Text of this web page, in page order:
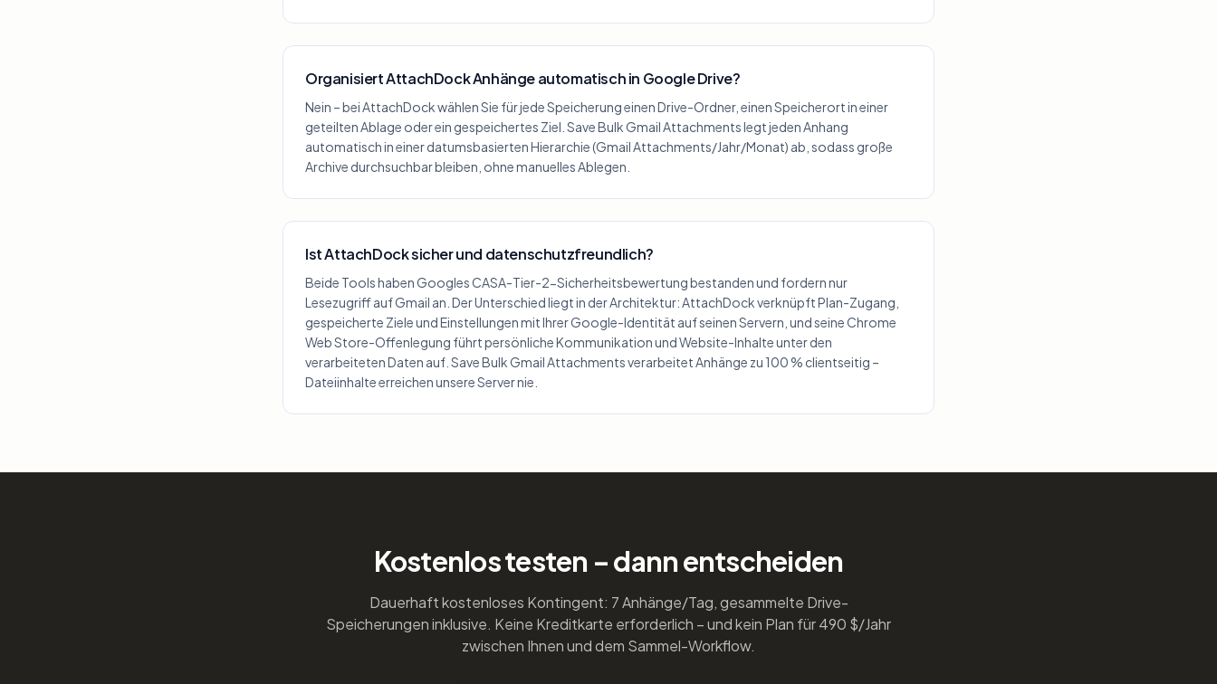
Organisiert AttachDock Anhänge automatisch in Google Drive?
Nein – bei AttachDock wählen Sie für jede Speicherung einen Drive-Ordner, einen Speicherort in einer
geteilten Ablage oder ein gespeichertes Ziel. Save Bulk Gmail Attachments legt jeden Anhang
automatisch in einer datumsbasierten Hierarchie (Gmail Attachments/Jahr/Monat) ab, sodass große
Archive durchsuchbar bleiben, ohne manuelles Ablegen.
Ist AttachDock sicher und datenschutzfreundlich?
Beide Tools haben Googles CASA-Tier-2-Sicherheitsbewertung bestanden und fordern nur
Lesezugriff auf Gmail an. Der Unterschied liegt in der Architektur: AttachDock verknüpft Plan-Zugang,
gespeicherte Ziele und Einstellungen mit Ihrer Google-Identität auf seinen Servern, und seine Chrome
Web Store-Offenlegung führt persönliche Kommunikation und Website-Inhalte unter den
verarbeiteten Daten auf. Save Bulk Gmail Attachments verarbeitet Anhänge zu 100 % clientseitig –
Dateiinhalte erreichen unsere Server nie.
Kostenlos testen – dann entscheiden
Dauerhaft kostenloses Kontingent: 7 Anhänge/Tag, gesammelte Drive-
Speicherungen inklusive. Keine Kreditkarte erforderlich – und kein Plan für 490 $/Jahr
zwischen Ihnen und dem Sammel-Workflow.